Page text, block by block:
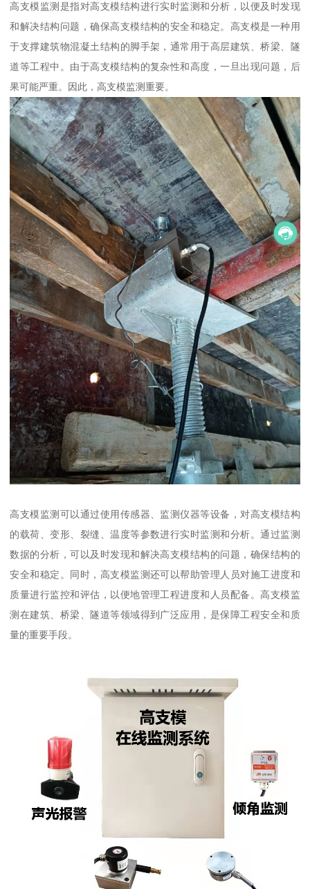
高支模监测是指对高支模结构进行实时监测和分析，以便及时发现
和解决结构问题，确保高支模结构的安全和稳定。高支模是一种用
于支撑建筑物混凝土结构的脚手架，通常用于高层建筑、桥梁、隧
道等工程中。由于高支模结构的复杂性和高度，一旦出现问题，后
果可能严重。因此，高支模监测重要。
高支模监测可以通过使用传感器、监测仪器等设备，对高支模结构
的载荷、变形、裂缝、温度等参数进行实时监测和分析。通过监测
数据的分析，可以及时发现和解决高支模结构的问题，确保结构的
安全和稳定。同时，高支模监测还可以帮助管理人员对施工进度和
质量进行监控和评估，以便地管理工程进度和人员配备。高支模监
测在建筑、桥梁、隧道等领域得到广泛应用，是保障工程安全和质
量的重要手段。